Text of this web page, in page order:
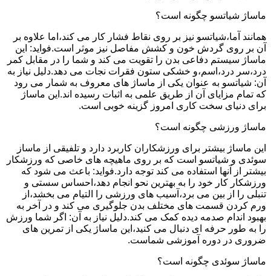
ماساژ شیاتسو چگونه است؟
همانند آما،شیاتسو نیز بر روی نقاط فشار کار می کند،اما علاوه بر
آن بر روی گردش خون و کشش مفاصل نیز موثر است.فواید: این
ماساژ سیستم دفاعی بدن را تقویت می کند و شما را در مقابل کمر
درد،سر درد،اسم،و خشکی ستون فقرات نجات می دهد.دلیل نیاز به
آن: شیاتسو به عنوان یکی از ماساژ های معروف به شمار می رود
که تمام مزایای آن از طریق علمی به اثبات رسیده اند.این ماساژ
برای دنیای سخت کاری امروز گزینه خوبی است.
ماساژ ورزشی چگونه است؟
این ماساژ بیشتر برای ورزشکاران کاربرد دارد و تلفیقی از ماساز
سوئدی و شیاتسو است که بر روی ماهیچه های خاصی که ورزشکار
بیشتر از آنها استفاده می کند توجه دارد.فواید: باعث می شود که
ورزشکار کار خود را به بهترین نحو انجام دهد،احساس سستی و
تنبلی را از بین می برد،آسیب های ورزشی را التیام می بخشد،از
ورم کردن قسمت های مختلف بدن جلوگیری می کند و در آخر به
بهبود اندام صدمه دیده کمک می کند.دلیل نیاز به آن: اگر شما ورزش
را به طور حرفه ای دنبال می کنید،این ماساژ یکی از تمرین های
ضروری در دوره آموزشی شماست.
ماساژ سوئدی چگونه است؟